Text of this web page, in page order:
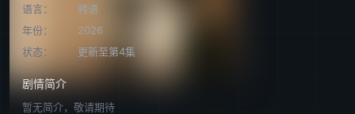
语言：
韩语
年份：
2026
状态：
更新至第4集
剧情简介
暂无简介，敬请期待